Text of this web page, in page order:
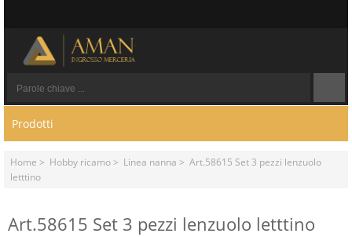
Prodotti
Home > Hobby ricamo> Linea nanna > Art.58615 Set 3 pezzi lenzuolo
letttino
Art.58615 Set 3 pezzi lenzuolo letttino